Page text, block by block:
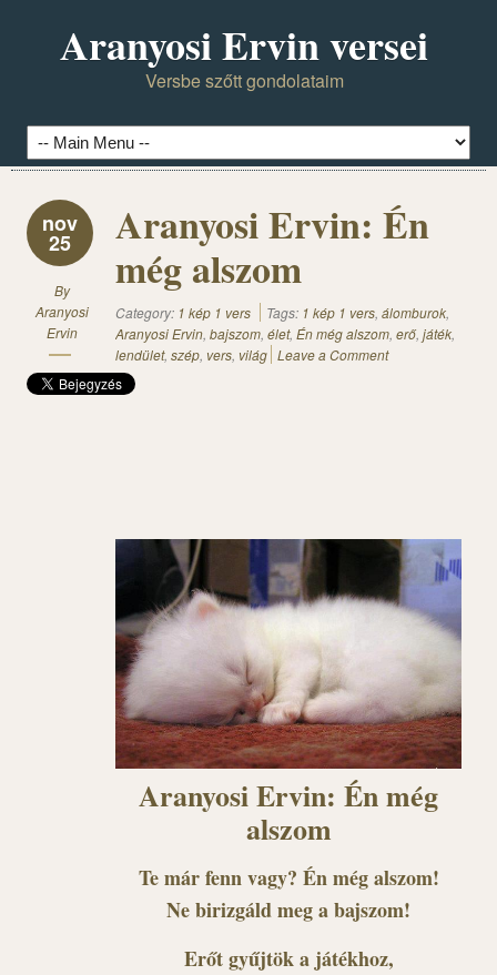
Aranyosi Ervin versei
Versbe szőtt gondolataim
nov
25
By
Aranyosi
Ervin
Aranyosi Ervin: Én
még alszom
Category: 1 kép 1 vers Tags: 1 kép 1 vers, álomburok,
Aranyosi Ervin, bajszom, élet, Én még alszom, erő, játék,
lendület, szép, vers, világ Leave a Comment
Aranyosi Ervin: Én még
alszom
Te már fenn vagy? Én még alszom!
Ne birizgáld meg a bajszom!
Erőt gyűjtök a játékhoz,